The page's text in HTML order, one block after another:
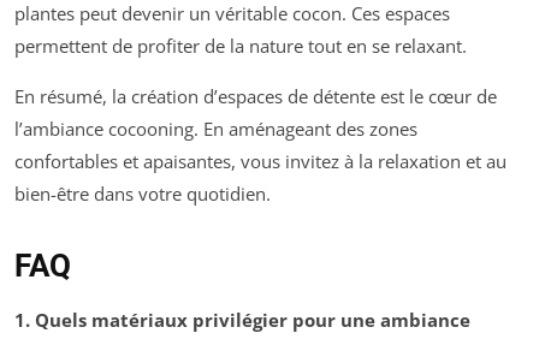
plantes peut devenir un véritable cocon. Ces espaces
permettent de profiter de la nature tout en se relaxant.
En résumé, la création d’espaces de détente est le cœur de
l’ambiance cocooning. En aménageant des zones
confortables et apaisantes, vous invitez à la relaxation et au
bien-être dans votre quotidien.
FAQ
1. Quels matériaux privilégier pour une ambiance